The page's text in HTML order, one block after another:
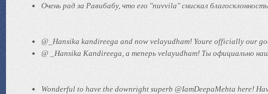
Очень рад за Равибабу, что его "nuvvila" снискал
@_Hansika kandireega and now velayudham! Youre officially our
@ _Hansika Kandireega, а теперь velayudham! Ты официально
Wonderful to have the downright superb @IamDeepaMehta here!